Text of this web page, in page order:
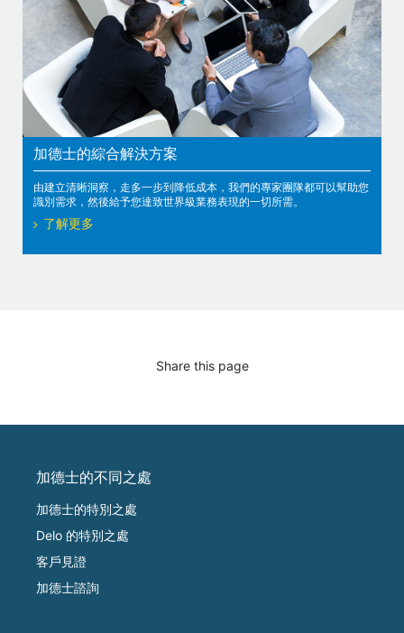
加德士的綜合解決方案
由建立清晰洞察，走多一步到降低成本，我們的專家團隊都可以幫助您
識別需求，然後給予您達致世界級業務表現的一切所需。
了解更多
Share this page
加德士的不同之處
加德士的特別之處
Delo 的特別之處
客戶見證
加德士諮詢